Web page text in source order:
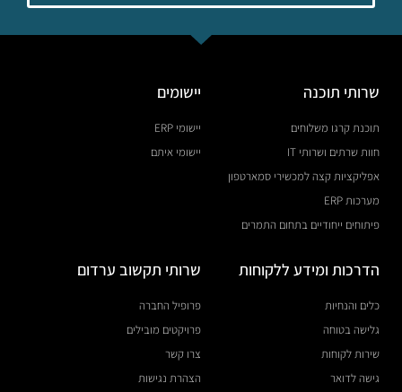
שרותי תוכנה
תוכנת קרגו משלוחים
חוות שרתים ושרותי IT
אפליקציות קצה למכשירי סמארטפון
מערכות ERP
פיתוחים ייחודיים בתחום התמרים
יישומים
יישומי ERP
יישומי איתם
הדרכות ומידע ללקוחות
כלים והנחיות
גלישה בטוחה
שירות לקוחות
גישה לדואר
שרותי תקשוב ערדום
פרופיל החברה
פרויקטים מובילים
צרו קשר
הצהרת נגישות